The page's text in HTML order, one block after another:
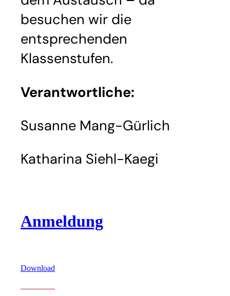
besuchen wir die
entsprechenden
Klassenstufen.
Verantwortliche:
Susanne Mang-Gürlich
Katharina Siehl-Kaegi
Anmeldung
Download